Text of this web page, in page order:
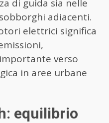
di guida sia nelle
adiacenti.
elettrici significa
verso
in aree urbane
equilibrio